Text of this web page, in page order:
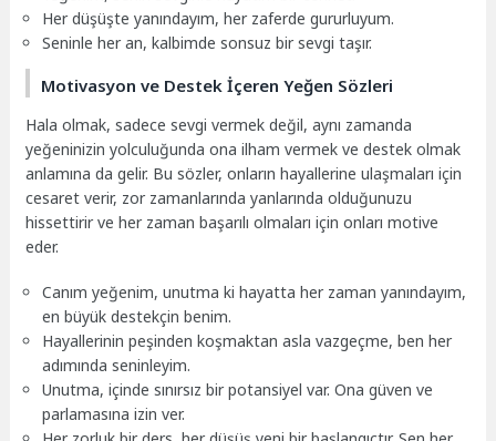
Her düşüşte yanındayım, her zaferde gururluyum.
Seninle her an, kalbimde sonsuz bir sevgi taşır.
Motivasyon ve Destek İçeren Yeğen Sözleri
Hala olmak, sadece sevgi vermek değil, aynı zamanda
yeğeninizin yolculuğunda ona ilham vermek ve destek olmak
anlamına da gelir. Bu sözler, onların hayallerine ulaşmaları için
cesaret verir, zor zamanlarında yanlarında olduğunuzu
hissettirir ve her zaman başarılı olmaları için onları motive
eder.
Canım yeğenim, unutma ki hayatta her zaman yanındayım,
en büyük destekçin benim.
Hayallerinin peşinden koşmaktan asla vazgeçme, ben her
adımında seninleyim.
Unutma, içinde sınırsız bir potansiyel var. Ona güven ve
parlamasına izin ver.